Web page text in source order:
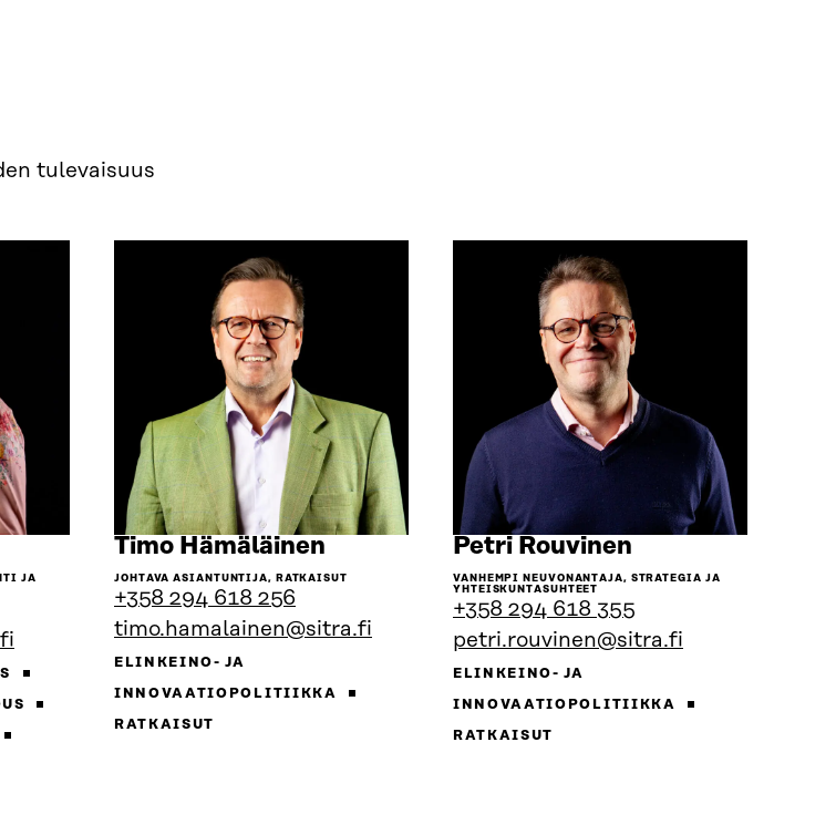
tulevaisuus
JA
Timo Hämäläinen
henkilön
JOHTAVA ASIANTUNTIJA, RATKAISUT
+358 294 618 256
timo.hamalainen@sitra.fi
ELINKEINO- JA
INNOVAATIOPOLITIIKKA
RATKAISUT
Petri Rouvinen
henkilön
VANHEMPI NEUVONANTAJA, STRATEGIA JA
YHTEISKUNTASUHTEET
+358 294 618 355
petri.rouvinen@sitra.fi
ELINKEINO- JA
INNOVAATIOPOLITIIKKA
RATKAISUT